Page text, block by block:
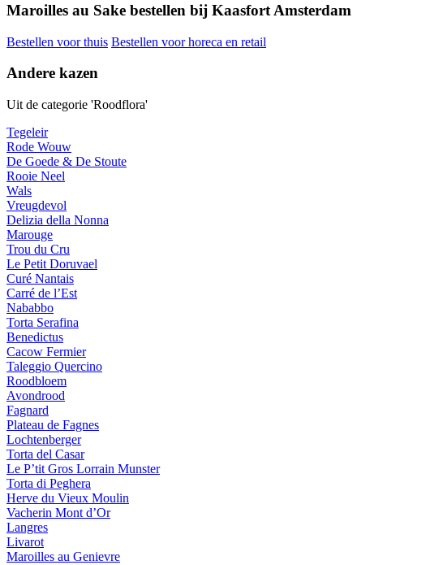
Maroilles au Sake bestellen bij Kaasfort Amsterdam
Bestellen voor thuis Bestellen voor horeca en retail
Andere kazen
Uit de categorie 'Roodflora'
Tegeleir
Rode Wouw
De Goede & De Stoute
Rooie Neel
Wals
Vreugdevol
Delizia della Nonna
Marouge
Trou du Cru
Le Petit Doruvael
Curé Nantais
Carré de l’Est
Nababbo
Torta Serafina
Benedictus
Cacow Fermier
Taleggio Quercino
Roodbloem
Avondrood
Fagnard
Plateau de Fagnes
Lochtenberger
Torta del Casar
Le P’tit Gros Lorrain Munster
Torta di Peghera
Herve du Vieux Moulin
Vacherin Mont d’Or
Langres
Livarot
Maroilles au Genievre